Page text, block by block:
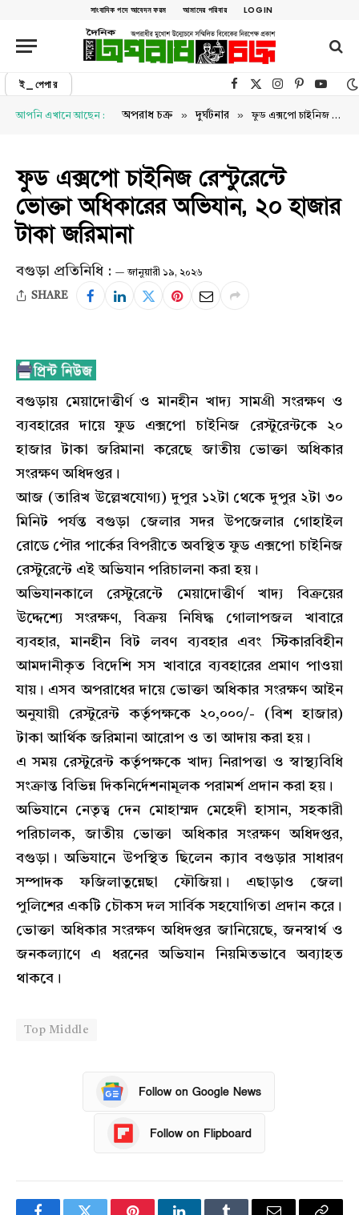
সাংবাদিক পদে আবেদন ফরম আমাদের পরিবার LOGIN
ই_পেপার Facebook
X (Twitter)Instagram
Pinterest
আপনি এখানে আছেন : অপরাধ চক্র » দুর্ঘটনার » ফুড এক্সপো চাইনিজ রেস্টুরেন্টে ভোক্তা অধিকারের অভিযান, ২০ হাজার টাকা জরিমানা
ফুড এক্সপো চাইনিজ রেস্টুরেন্টে
ভোক্তা অধিকারের অভিযান, ২০ হাজার
টাকা জরিমানা
বগুড়া প্রতিনিধি : জানুয়ারী ১৯, ২০২৬
SHARE
বগুড়ায় মেয়াদোত্তীর্ণ ও মানহীন খাদ্য সামগ্রী সংরক্ষণ ও
ব্যবহারের দায়ে ফুড এক্সপো চাইনিজ রেস্টুরেন্টকে ২০
হাজার টাকা জরিমানা করেছে জাতীয় ভোক্তা অধিকার
সংরক্ষণ অধিদপ্তর।
আজ (তারিখ উল্লেখযোগ্য) দুপুর ১২টা থেকে দুপুর ২টা ৩০
মিনিট পর্যন্ত বগুড়া জেলার সদর উপজেলার গোহাইল
রোডে পৌর পার্কের বিপরীতে অবস্থিত ফুড এক্সপো চাইনিজ
রেস্টুরেন্টে এই অভিযান পরিচালনা করা হয়।
অভিযানকালে রেস্টুরেন্টে মেয়াদোত্তীর্ণ খাদ্য বিক্রয়ের
উদ্দেশ্যে সংরক্ষণ, বিক্রয় নিষিদ্ধ গোলাপজল খাবারে
ব্যবহার, মানহীন বিট লবণ ব্যবহার এবং স্টিকারবিহীন
আমদানীকৃত বিদেশি সস খাবারে ব্যবহারের প্রমাণ পাওয়া
যায়। এসব অপরাধের দায়ে ভোক্তা অধিকার সংরক্ষণ আইন
অনুযায়ী রেস্টুরেন্ট কর্তৃপক্ষকে ২০,০০০/- (বিশ হাজার)
টাকা আর্থিক জরিমানা আরোপ ও তা আদায় করা হয়।
এ সময় রেস্টুরেন্ট কর্তৃপক্ষকে খাদ্য নিরাপত্তা ও স্বাস্থ্যবিধি
সংক্রান্ত বিভিন্ন দিকনির্দেশনামূলক পরামর্শ প্রদান করা হয়।
অভিযানে নেতৃত্ব দেন মোহাম্মদ মেহেদী হাসান, সহকারী
পরিচালক, জাতীয় ভোক্তা অধিকার সংরক্ষণ অধিদপ্তর,
বগুড়া। অভিযানে উপস্থিত ছিলেন ক্যাব বগুড়ার সাধারণ
সম্পাদক ফজিলাতুন্নেছা ফৌজিয়া। এছাড়াও জেলা
পুলিশের একটি চৌকস দল সার্বিক সহযোগিতা প্রদান করে।
ভোক্তা অধিকার সংরক্ষণ অধিদপ্তর জানিয়েছে, জনস্বার্থ ও
জনকল্যাণে এ ধরনের অভিযান নিয়মিতভাবে অব্যাহত
থাকবে।
Top Middle
Follow on Google News
Follow on Flipboard